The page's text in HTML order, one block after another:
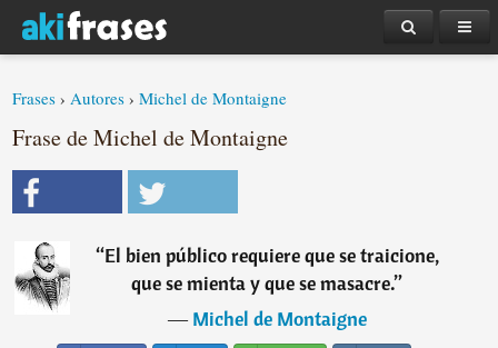
Frases ›Autores ›Michel de Montaigne
Frase de Michel de Montaigne
“El bien público requiere que se traicione,
que se mienta y que se masacre.”
―Michel de Montaigne